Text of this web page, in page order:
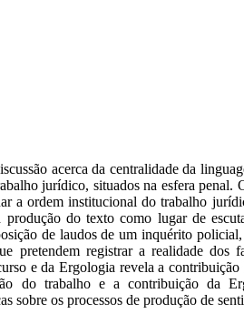
acerca da centralidade da
jurídico, situados na esfera penal.
a ordem institucional do trabalho
do texto como lugar de
de laudos de um inquérito
pretendem registrar a realidade dos
e da Ergologia revela a contribuição
do trabalho e a contribuição da
sobre os processos de produção de